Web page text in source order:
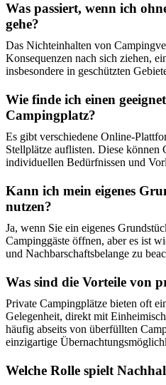
Was passiert, wenn ich
gehe?
Das Nichteinhalten von
Konsequenzen nach sich ziehen,
insbesondere in geschützten
Wie finde ich einen
Campingplatz?
Es gibt verschiedene Online-
Stellplätze auflisten. Diese können
individuellen Bedürfnissen und
Kann ich mein eigenes
nutzen?
Ja, wenn Sie ein eigenes
Campinggäste öffnen, aber es ist
und Nachbarschaftsbelange zu
Was sind die Vorteile von
Private Campingplätze bieten oft
Gelegenheit, direkt mit
häufig abseits von überfüllten
einzigartige
Welche Rolle spielt